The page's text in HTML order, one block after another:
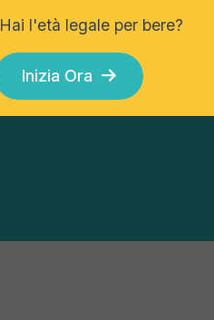
Scegli i tuoi drink
Hai l'età legale per bere?
Inizia Ora